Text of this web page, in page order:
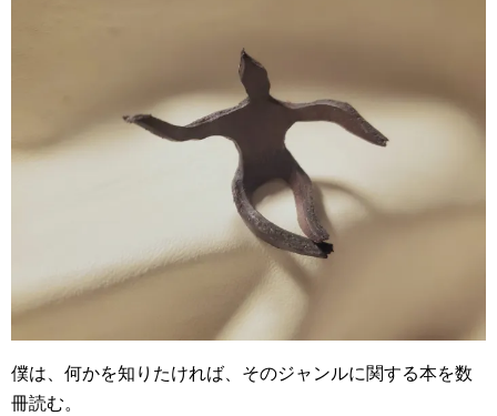
僕は、何かを知りたければ、そのジャンルに関する本を数
冊読む。